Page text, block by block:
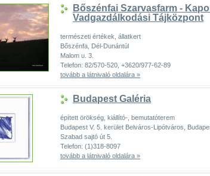
Bőszénfai Szarvasfarm -
Vadgazdálkodási Tájközpont
természeti értékek, állatkert
Bőszénfa, Dél-Dunántúl
Malom u. 3.
Telefon: 82/570-520, +3620/977-62-89
tovább a látnivaló oldalára »
Budapest Galéria
épített örökség, kiállító-, bemutatóterem
Budapest V. 5. kerület Belváros-Lipótváros,
Szabad sajtó út 5.
Telefon: (1)318-8097
tovább a látnivaló oldalára »